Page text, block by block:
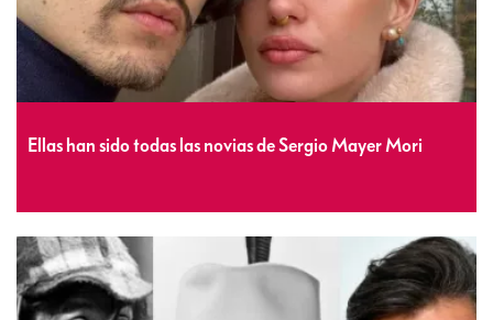
Ellas han sido todas las novias de Sergio Mayer Mori